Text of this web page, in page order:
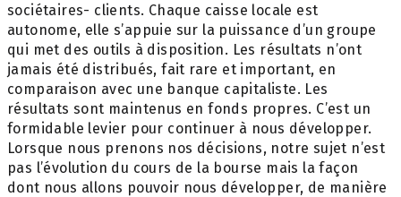
sociétaires- clients. Chaque caisse locale est
autonome, elle s’appuie sur la puissance d’un groupe
qui met des outils à disposition. Les résultats n’ont
jamais été distribués, fait rare et important, en
comparaison avec une banque capitaliste. Les
résultats sont maintenus en fonds propres. C’est un
formidable levier pour continuer à nous développer.
Lorsque nous prenons nos décisions, notre sujet n’est
pas l’évolution du cours de la bourse mais la façon
dont nous allons pouvoir nous développer, de manière